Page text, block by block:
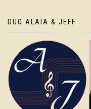
DUO ALAIA & JEFF